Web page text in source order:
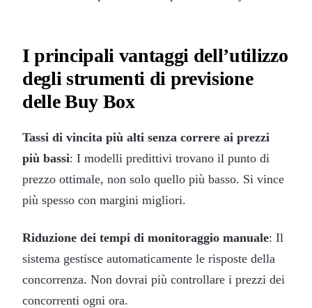
I principali vantaggi dell’utilizzo
degli strumenti di previsione
delle Buy Box
Tassi di vincita più alti senza correre ai prezzi
più bassi: I modelli predittivi trovano il punto di
prezzo ottimale, non solo quello più basso. Si vince
più spesso con margini migliori.
Riduzione dei tempi di monitoraggio manuale: Il
sistema gestisce automaticamente le risposte della
concorrenza. Non dovrai più controllare i prezzi dei
concorrenti ogni ora.